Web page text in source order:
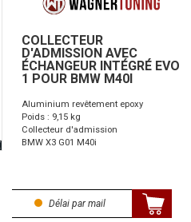
COLLECTEUR
D'ADMISSION AVEC
ÉCHANGEUR INTÉGRÉ EVO
1 POUR BMW M40I
Aluminium revêtement epoxy
Poids : 9,15 kg
Collecteur d'admission
BMW X3 G01 M40i
Délai par mail